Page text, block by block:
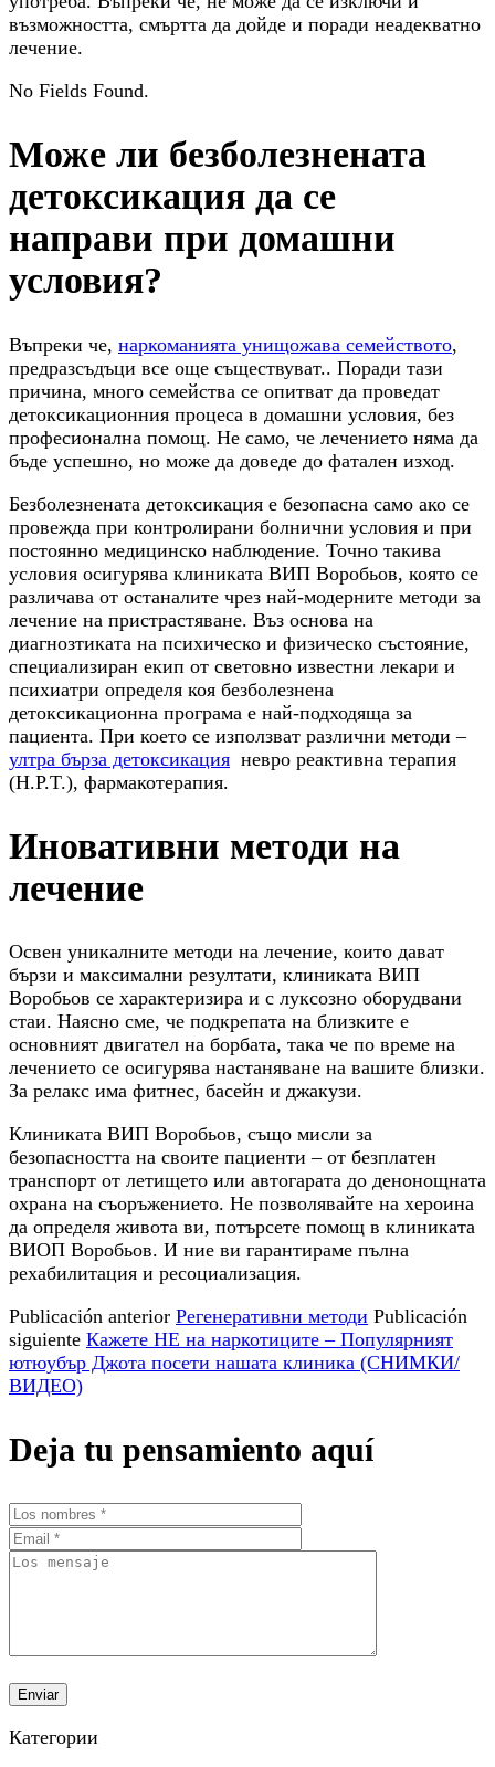
възможността, смъртта да дойде и поради неадекватно
лечение.
No Fields Found.
Може ли безболезнената
детоксикация да се
направи при домашни
условия?
Въпреки че, наркоманията унищожава семейството,
предразсъдъци все още съществуват.. Поради тази
причина, много семейства се опитват да проведат
детоксикационния процеса в домашни условия, без
професионална помощ. Не само, че лечението няма да
бъде успешно, но може да доведе до фатален изход.
Безболезнената детоксикация е безопасна само ако се
провежда при контролирани болнични условия и при
постоянно медицинско наблюдение. Точно такива
условия осигурява клиниката ВИП Воробьов, която се
различава от останалите чрез най-модерните методи за
лечение на пристрастяване. Въз основа на
диагнозтиката на психическо и физическо състояние,
специализиран екип от световно известни лекари и
психиатри определя коя безболезнена
детоксикационна програма е най-подходяща за
пациента. При което се използват различни методи –
ултра бърза детоксикация невро реактивна терапия
(Н.Р.T.), фармакотерапия.
Иновативни методи на
лечение
Освен уникалните методи на лечение, които дават
бързи и максимални резултати, клиниката ВИП
Воробьов се характеризира и с луксозно оборудвани
стаи. Наясно сме, че подкрепата на близките е
основният двигател на борбата, така че по време на
лечението се осигурява настаняване на вашите близки.
За релакс има фитнес, басейн и джакузи.
Клиниката ВИП Воробьов, също мисли за
безопасността на своите пациенти – от безплатен
транспорт от летището или автогарата до денонощната
охрана на съоръжението. Не позволявайте на хероина
да определя живота ви, потърсете помощ в клиниката
ВИОП Воробьов. И ние ви гарантираме пълна
рехабилитация и ресоциализация.
Publicación anterior Регенеративни методи Publicación
siguiente Кажете НЕ на наркотиците – Популярният
ютюубър Джота посети нашата клиника (СНИМКИ/
ВИДЕО)
Deja tu pensamiento aquí
Категории